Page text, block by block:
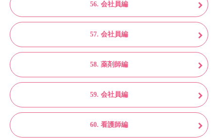
56. 会社員編
57. 会社員編
58. 薬剤師編
59. 会社員編
60. 看護師編